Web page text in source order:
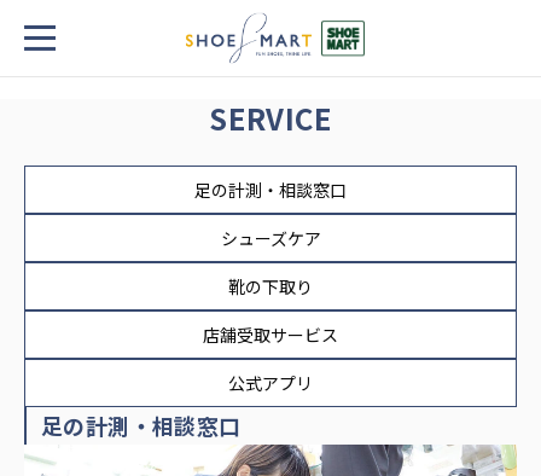
TOP
SERVICE
足の計測・相談窓口
シューズケア
靴の下取り
店舗受取サービス
公式アプリ
足の計測・相談窓口